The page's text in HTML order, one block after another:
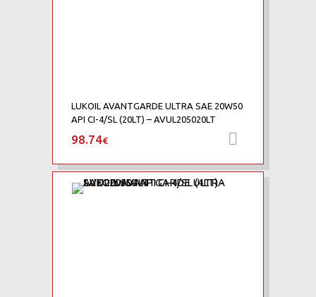
LUKOIL AVANTGARDE ULTRA SAE 20W50
API CI-4/SL (20LT) – AVUL205020LT
98.74€